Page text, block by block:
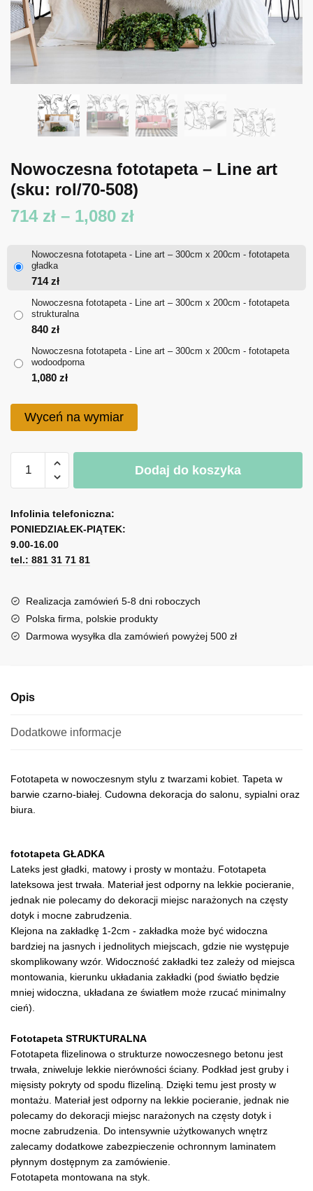
Nowoczesna fototapeta – Line art
(sku: rol/70-508)
714 zł – 1,080 złZakres
714 zł
1,080 zł
Nowoczesna fototapeta - Line art – 300cm x 200cm - fototapeta
gładka
714zł
Nowoczesna fototapeta - Line art – 300cm x 200cm - fototapeta
strukturalna
840 zł
Nowoczesna fototapeta - Line art – 300cm x 200cm - fototapeta
wodoodporna
1,080 zł
Wyceń na wymiar
Nowoczesna
-
Line
art
Dodaj do koszyka
l
t
e
r
a
t
i
Infolinia telefoniczna:
PONIEDZIAŁEK-PIĄTEK:
9.00-16.00
tel.: 881 31 71 81
Realizacja zamówień 5-8 dni roboczych
Polska firma, polskie produkty
Darmowa wysyłka dla zamówień powyżej 500 zł
Opis
Dodatkowe informacje
Fototapeta w nowoczesnym stylu z twarzami kobiet. Tapeta w
barwie czarno-białej. Cudowna dekoracja do salonu, sypialni oraz
biura.
fototapeta GŁADKA
Lateks jest gładki, matowy i prosty w montażu. Fototapeta
lateksowa jest trwała. Materiał jest odporny na lekkie pocieranie,
jednak nie polecamy do dekoracji miejsc narażonych na częsty
dotyk i mocne zabrudzenia.
Klejona na zakładkę 1-2cm - zakładka może być widoczna
bardziej na jasnych i jednolitych miejscach, gdzie nie występuje
skomplikowany wzór. Widoczność zakładki tez zależy od miejsca
montowania, kierunku układania zakładki (pod światło będzie
mniej widoczna, układana ze światłem może rzucać minimalny
cień).
Fototapeta STRUKTURALNA
Fototapeta flizelinowa o strukturze nowoczesnego betonu jest
trwała, zniweluje lekkie nierówności ściany. Podkład jest gruby i
mięsisty pokryty od spodu flizeliną. Dzięki temu jest prosty w
montażu. Materiał jest odporny na lekkie pocieranie, jednak nie
polecamy do dekoracji miejsc narażonych na częsty dotyk i
mocne zabrudzenia. Do intensywnie użytkowanych wnętrz
zalecamy dodatkowe zabezpieczenie ochronnym laminatem
płynnym dostępnym za zamówienie.
Fototapeta montowana na styk.